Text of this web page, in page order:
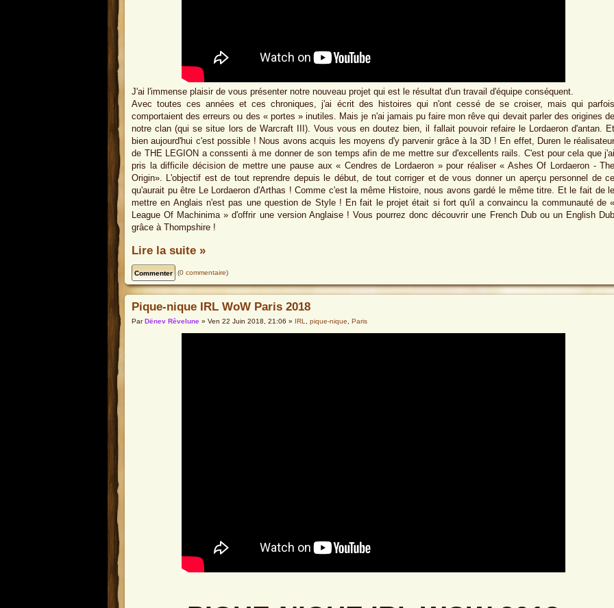
J'ai l'immense plaisir de vous présenter notre nouveau projet qui est le résultat d'un travail d'équipe conséquent.
Avec toutes ces années et ces chroniques, j'ai écrit des histoires qui n'ont cessé de se croiser, mais qui parfois
comportaient des erreurs ou des « portes » inutiles. Mais je n'ai jamais pu faire mon rêve qui devait parler des origines de
notre clan (qui se situe lors de Warcraft III). Vous vous en doutez bien, il fallait pouvoir refaire le Lordaeron d'antan. Et
bien aujourd'hui c'est possible ! Nous avons acquis les moyens d'y parvenir grâce à la 3D ! En effet, Duren le réalisateur
de THE LEGION a conssenti à me donner de son temps afin de me mettre sur d'excellents rails. C'est pour cela que j'ai
pris la difficile décision de mettre une pause aux « Cendres de Lordaeron » pour réaliser « Ashes Of Lordaeron - The
Origin». L'objectif est de tout reprendre depuis le début, de tout corriger et de vous donner un aperçu personnel de ce
qu'aurait pu être Le Lordaeron d'Arthas ! Comme c'est la même Histoire, nous avons gardé le même titre. Et le fait de le
mettre en Anglais n'est pas une question de Style ! En fait le projet était si fort qu'il a convaincu la communauté de «
League Of Machinima » d'offrir une version Anglaise ! Vous pourrez donc découvrir une French Dub ou un English Dub
grâce à Thompshire !
Lire la suite »
(0 commentaire)
Pique-nique IRL WoW Paris 2018
ParDënev Rêvelune » Ven 22 Juin 2018, 21:06 » IRL, pique-nique, Paris